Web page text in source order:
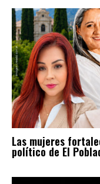
Las mujeres
político de El